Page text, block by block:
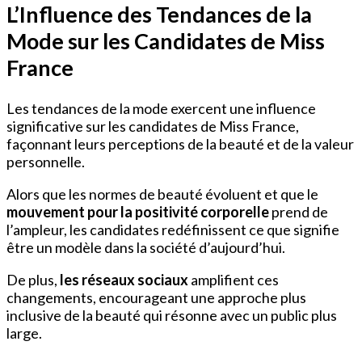
L’Influence des Tendances de la
Mode sur les Candidates de Miss
France
Les tendances de la mode exercent une influence
significative sur les candidates de Miss France,
façonnant leurs perceptions de la beauté et de la valeur
personnelle.
Alors que les normes de beauté évoluent et que le
mouvement pour la positivité corporelleprend de
l’ampleur, les candidates redéfinissent ce que signifie
être un modèle dans la société d’aujourd’hui.
De plus, les réseaux sociauxamplifient ces
changements, encourageant une approche plus
inclusive de la beauté qui résonne avec un public plus
large.